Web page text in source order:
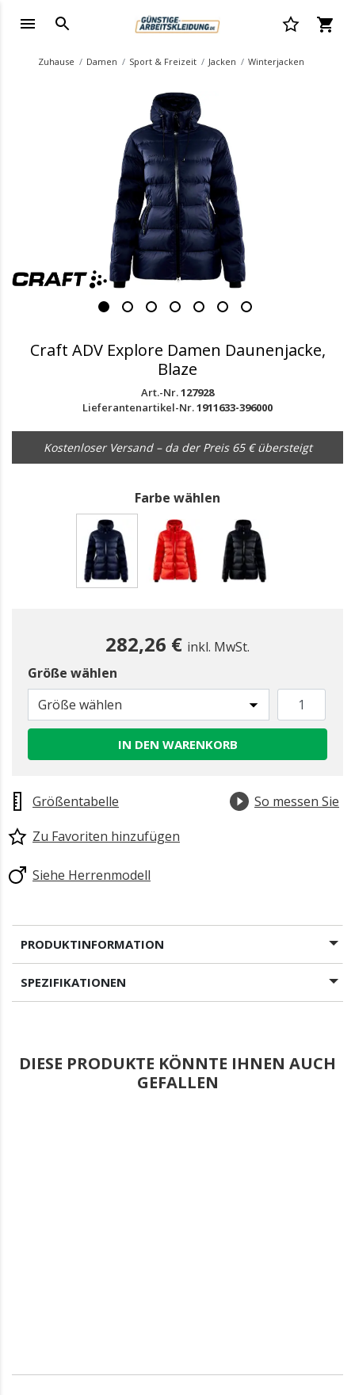
Zuhause Damen Sport & Freizeit Jacken Winterjacken
Craft ADV Explore Damen Daunenjacke,
Blaze
Art.-Nr.127928
Lieferantenartikel-Nr.1911633-396000
Kostenloser Versand – da der Preis 65 € übersteigt
Farbe wählen
282,26 € inkl. MwSt.
Größe wählen
Größe wählen
IN DEN WARENKORB
Größentabelle
So messen Sie
Zu Favoriten hinzufügen
Siehe Herrenmodell
PRODUKTINFORMATION
SPEZIFIKATIONEN
DIESE PRODUKTE KÖNNTE IHNEN AUCH
GEFALLEN